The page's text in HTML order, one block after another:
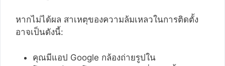
หากไม่ได้ผล สาเหตุของความล้มเหลวในการติดตั้ง
อาจเป็นดังนี้:
คุณมีแอป Google กล้องถ่ายรูปใน